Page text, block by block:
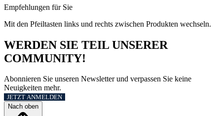
Empfehlungen für Sie
Mit den Pfeiltasten links und rechts zwischen Produkten wechseln.
WERDEN SIE TEIL UNSERER
COMMUNITY!
Abonnieren Sie unseren Newsletter und verpassen Sie keine
Neuigkeiten mehr.
JETZT ANMELDEN
Nach oben